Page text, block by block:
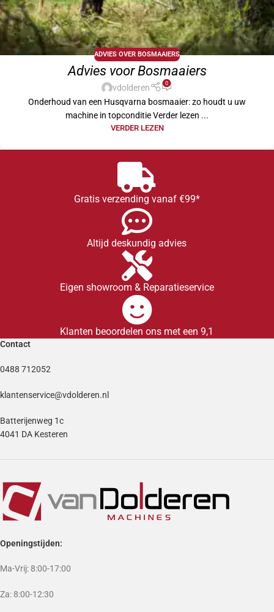
ADVIES OVER BOSMAAIERS
Advies voor Bosmaaiers
vdolderen 0
Onderhoud van een Husqvarna bosmaaier: zo houdt u uw
machine in topconditie Verder lezen ...
VERDER LEZEN
Gratis verzending vanaf €99*
Altijd deskundig advies
Eigen showroom & Reparatieservice
Klanten beoordelen ons met een 9,1
Contact
0488 712052
klantenservice@vdolderen.nl
Batterijenweg 1c
4041 DA Kesteren
Openingstijden:
Ma-Vrij: 8:00-17:00
Za: 8:00-12:30